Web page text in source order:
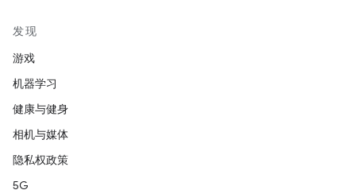
发现
游戏
机器学习
健康与健身
相机与媒体
隐私权政策
5G